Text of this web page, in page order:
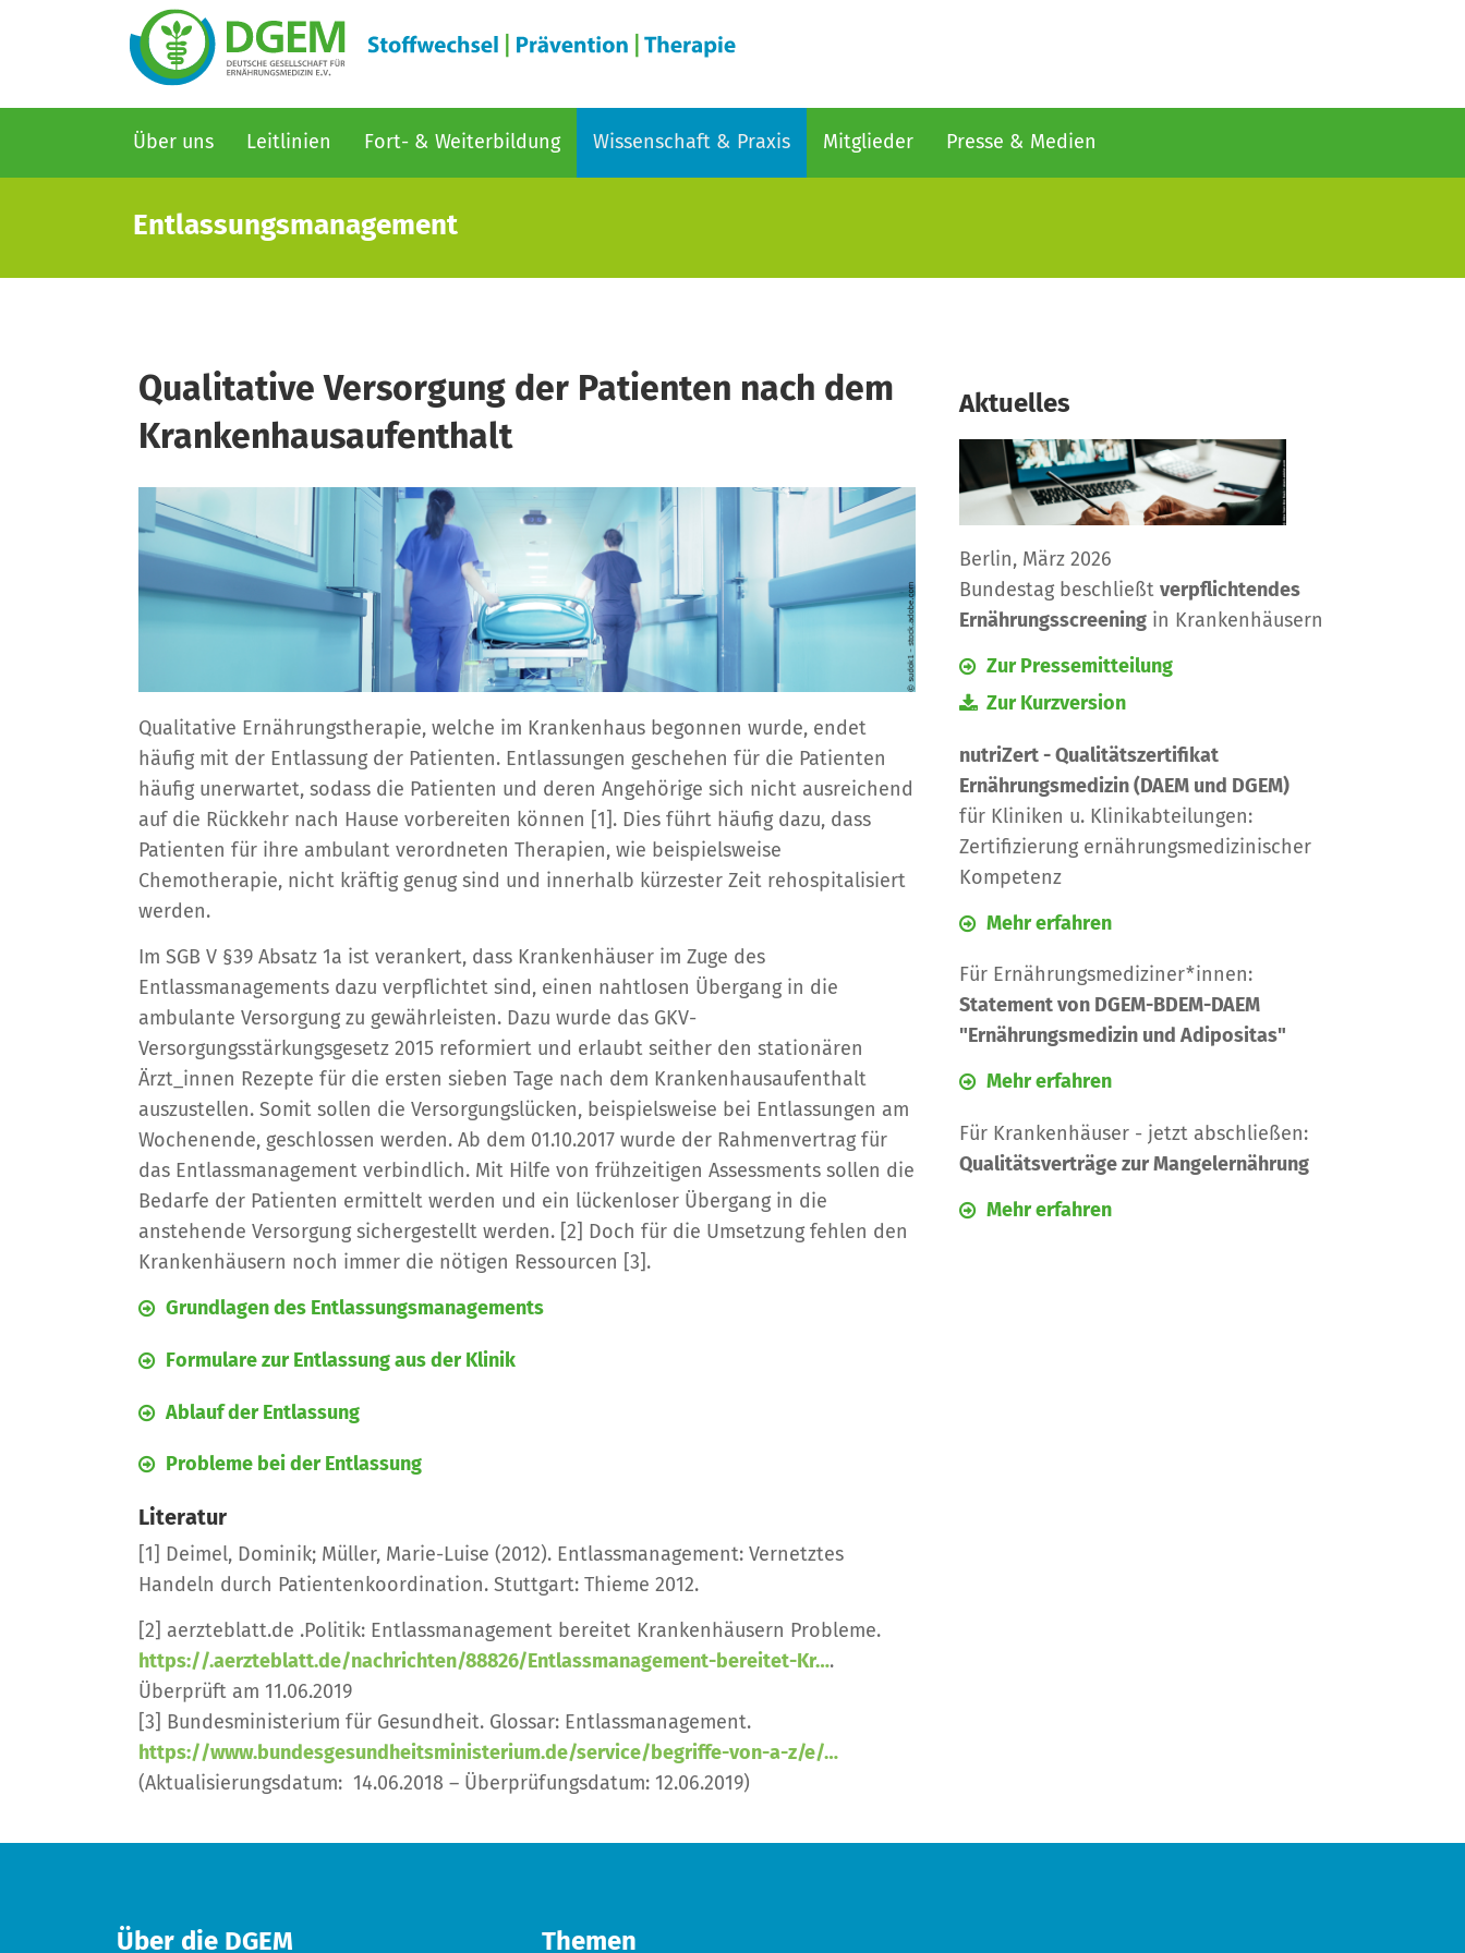
Entlassungsmanagement
Qualitative Versorgung der Patienten nach dem
Krankenhausaufenthalt
Qualitative Ernährungstherapie, welche im Krankenhaus begonnen wurde, endet
häufig mit der Entlassung der Patienten. Entlassungen geschehen für die Patienten
häufig unerwartet, sodass die Patienten und deren Angehörige sich nicht ausreichend
auf die Rückkehr nach Hause vorbereiten können [1]. Dies führt häufig dazu, dass
Patienten für ihre ambulant verordneten Therapien, wie beispielsweise
Chemotherapie, nicht kräftig genug sind und innerhalb kürzester Zeit rehospitalisiert
werden.
Im SGB V §39 Absatz 1a ist verankert, dass Krankenhäuser im Zuge des
Entlassmanagements dazu verpflichtet sind, einen nahtlosen Übergang in die
ambulante Versorgung zu gewährleisten. Dazu wurde das GKV-
Versorgungsstärkungsgesetz 2015 reformiert und erlaubt seither den stationären
Ärzt_innen Rezepte für die ersten sieben Tage nach dem Krankenhausaufenthalt
auszustellen. Somit sollen die Versorgungslücken, beispielsweise bei Entlassungen am
Wochenende, geschlossen werden. Ab dem 01.10.2017 wurde der Rahmenvertrag für
das Entlassmanagement verbindlich. Mit Hilfe von frühzeitigen Assessments sollen die
Bedarfe der Patienten ermittelt werden und ein lückenloser Übergang in die
anstehende Versorgung sichergestellt werden. [2] Doch für die Umsetzung fehlen den
Krankenhäusern noch immer die nötigen Ressourcen [3].
Grundlagen des Entlassungsmanagements
Formulare zur Entlassung aus der Klinik
Ablauf der Entlassung
Probleme bei der Entlassung
Literatur
[1] Deimel, Dominik; Müller, Marie-Luise (2012). Entlassmanagement: Vernetztes
Handeln durch Patientenkoordination. Stuttgart: Thieme 2012.
[2] aerzteblatt.de .Politik: Entlassmanagement bereitet Krankenhäusern Probleme.
https://.aerzteblatt.de/nachrichten/88826/Entlassmanagement-bereitet-Kr….
Überprüft am 11.06.2019
[3] Bundesministerium für Gesundheit. Glossar: Entlassmanagement.
https://www.bundesgesundheitsministerium.de/service/begriffe-von-a-z/e/…
(Aktualisierungsdatum: 14.06.2018 – Überprüfungsdatum: 12.06.2019)
Aktuelles
Berlin, März 2026
Bundestag beschließtverpflichtendes
Ernährungsscreening in Krankenhäusern
Zur Pressemitteilung
Zur Kurzversion
nutriZert - Qualitätszertifikat
Ernährungsmedizin (DAEM und DGEM)
für Kliniken u. Klinikabteilungen:
Zertifizierung ernährungsmedizinischer
Kompetenz
Mehr erfahren
Für Ernährungsmediziner*innen:
Statement von DGEM-BDEM-DAEM
"Ernährungsmedizin und Adipositas"
Mehr erfahren
Für Krankenhäuser - jetzt abschließen:
Qualitätsverträge zur Mangelernährung
Mehr erfahren
Über die DGEM Themen
Hauptnavigation
Über uns Leitlinien Fort- & Weiterbildung Wissenschaft & Praxis Mitglieder Presse & Medien